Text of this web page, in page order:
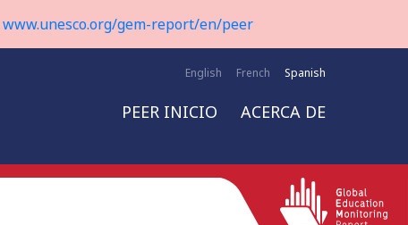
www.unesco.org/gem-report/en/peer
English French Spanish
PEER INICIO ACERCA DE